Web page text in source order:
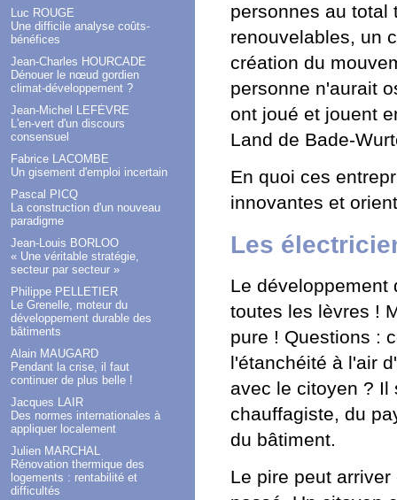
Luc ROUGE
Une difficile analyse coûts-
bénéfices
Jean-Charles HOURCADE
Dénouer le nœud gordien
climat-développement ?
Jean-Michel LEFÈVRE
L'en-vert d'un discours
consensuel
Fabrice LACOMBE
Un gisement d'emploi incertain
Pascal PICQ
La construction d'un nouveau
paradigme
Jean-Louis BORLOO
« Une véritable stratégie,
secteur par secteur »
Philippe PELLETIER
Le Grenelle, moteur du
développement durable des
bâtiments
Alain MAUGARD
Pendant la crise, il faut
continuer de plus belle !
Jacques LAIR
Des normes internationales à
appliquer localement
Julien MARCHAL
Rénovation thermique des
logements : rentabilité et
difficultés
personnes au total
renouvelables, un
création du
personne n'aurait
ont joué et jouent
Land de Bade-
En quoi ces
innovantes et
Les
Le développement
toutes les lèvres !
pure ! Questions :
l'étanchéité à l'air
avec le citoyen ? Il
chauffagiste, du
du bâtiment.
Le pire peut